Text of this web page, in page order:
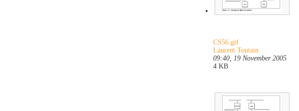
CS56.gif
Laurent Toutain
09:40, 19 November 2005
4 KB